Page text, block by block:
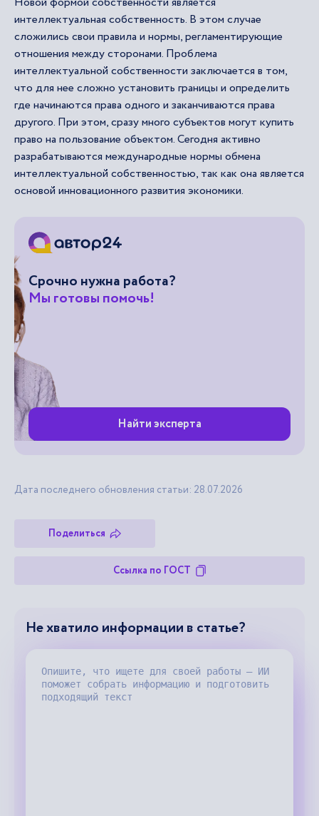
интеллектуальная собственность. В этом случае
сложились свои правила и нормы, регламентирующие
отношения между сторонами. Проблема
интеллектуальной собственности заключается в том,
что для нее сложно установить границы и определить
где начинаются права одного и заканчиваются права
другого. При этом, сразу много субъектов могут купить
право на пользование объектом. Сегодня активно
разрабатываются международные нормы обмена
интеллектуальной собственностью, так как она является
основой инновационного развития экономики.
Срочно нужна работа?
Мы готовы помочь!
Найти эксперта
Дата последнего обновления статьи: 28.07.2026
Поделиться
Ссылка по ГОСТ
Не хватило информации в статье?